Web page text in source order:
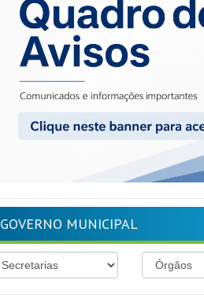
GOVERNO MUNICIPAL